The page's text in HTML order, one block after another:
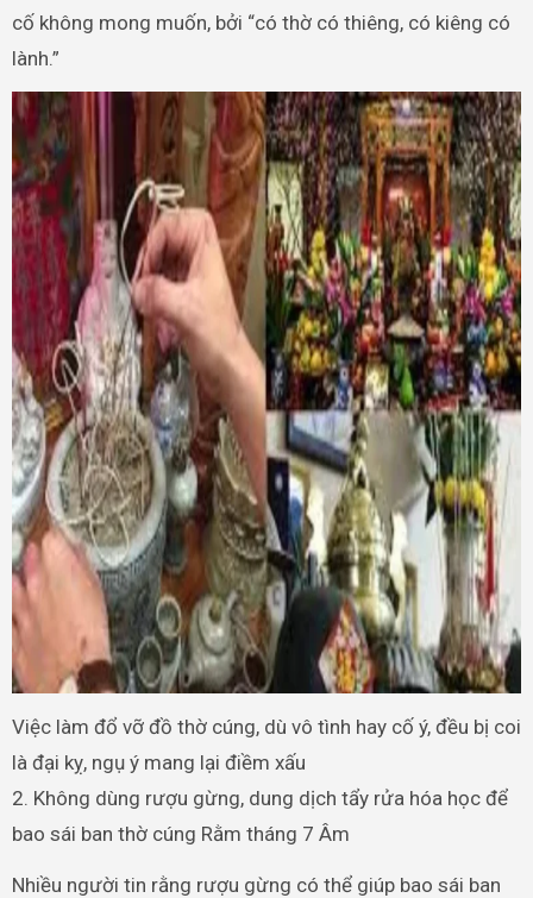
cố không mong muốn, bởi “có thờ có thiêng, có kiêng có
lành.”
Việc làm đổ vỡ đồ thờ cúng, dù vô tình hay cố ý, đều bị coi
là đại kỵ, ngụ ý mang lại điềm xấu
2. Không dùng rượu gừng, dung dịch tẩy rửa hóa học để
bao sái ban thờ cúng Rằm tháng 7 Âm
Nhiều người tin rằng rượu gừng có thể giúp bao sái ban